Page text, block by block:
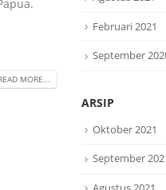
MORE...
Februari 2021
September
ARSIP
Oktober 2021
September